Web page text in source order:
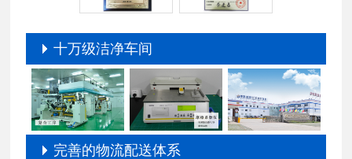
十万级洁净车间
完善的物流配送体系